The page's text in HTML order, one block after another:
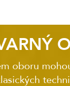
oboru